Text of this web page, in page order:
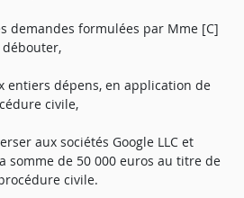
demandes formulées par Mme [C]
entiers dépens, en application de
civile,
aux sociétés Google LLC et
somme de 50 000 euros au titre de
civile.